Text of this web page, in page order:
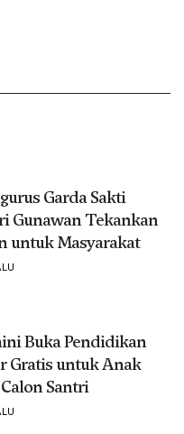
Garda Sakti
Gunawan Tekankan
untuk Masyarakat
Buka Pendidikan
Gratis untuk Anak
Santri